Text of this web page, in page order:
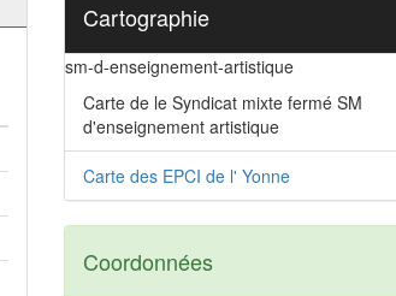
Cartographie
sm-d-enseignement-artistique
Carte de le Syndicat mixte fermé SM
d'enseignement artistique
Carte des EPCI de l' Yonne
Coordonnées